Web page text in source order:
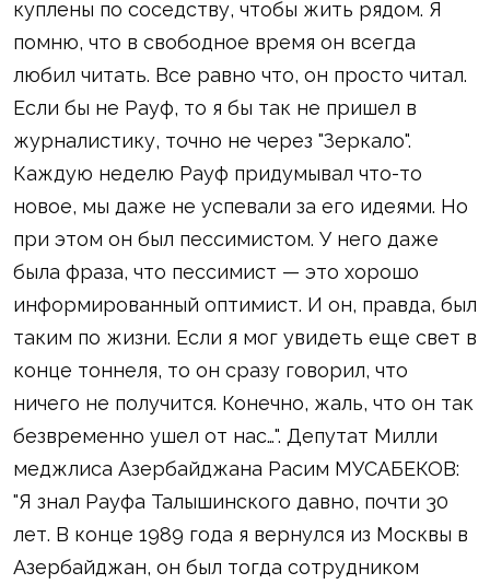
куплены по соседству, чтобы жить рядом. Я
помню, что в свободное время он всегда
любил читать. Все равно что, он просто читал.
Если бы не Рауф, то я бы так не пришел в
журналистику, точно не через "Зеркало".
Каждую неделю Рауф придумывал что-то
новое, мы даже не успевали за его идеями. Но
при этом он был пессимистом. У него даже
была фраза, что пессимист — это хорошо
информированный оптимист. И он, правда, был
таким по жизни. Если я мог увидеть еще свет в
конце тоннеля, то он сразу говорил, что
ничего не получится. Конечно, жаль, что он так
безвременно ушел от нас…". Депутат Милли
меджлиса Азербайджана Расим МУСАБЕКОВ:
"Я знал Рауфа Талышинского давно, почти 30
лет. В конце 1989 года я вернулся из Москвы в
Азербайджан, он был тогда сотрудником